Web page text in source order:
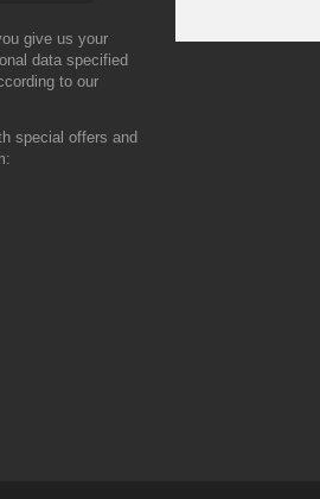
give us your
data specified
to our
special offers and